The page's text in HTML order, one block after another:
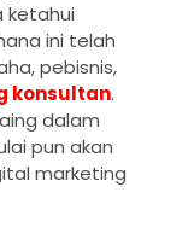
ketahui
ini telah
pebisnis,
konsultan.
dalam
pun akan
marketing